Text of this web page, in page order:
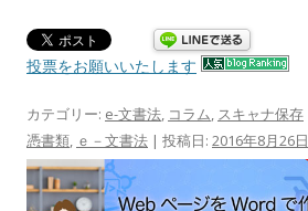
投票をお願いいたします
カテゴリー: e-文書法 コラム スキャナ保存
憑書類 ｅ－文書法 | 投稿日: 2016年8月26日